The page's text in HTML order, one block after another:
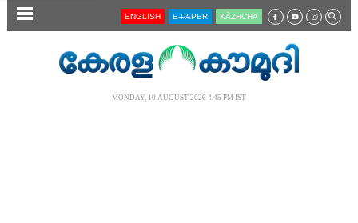
SECTIONS ENGLISH E-PAPER KĀZHCHA
MONDAY, 10 AUGUST 2026 4.45 PM IST